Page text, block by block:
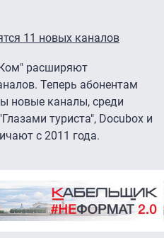
11 новых каналов
расширяют
Теперь абонентам
новые каналы, среди
туриста", Docubox и
с 2011 года.